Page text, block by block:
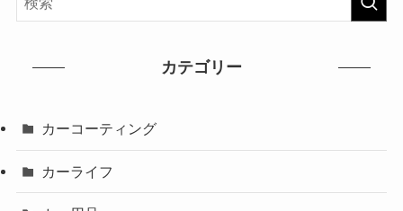
カテゴリー
カーコーティング
カーライフ